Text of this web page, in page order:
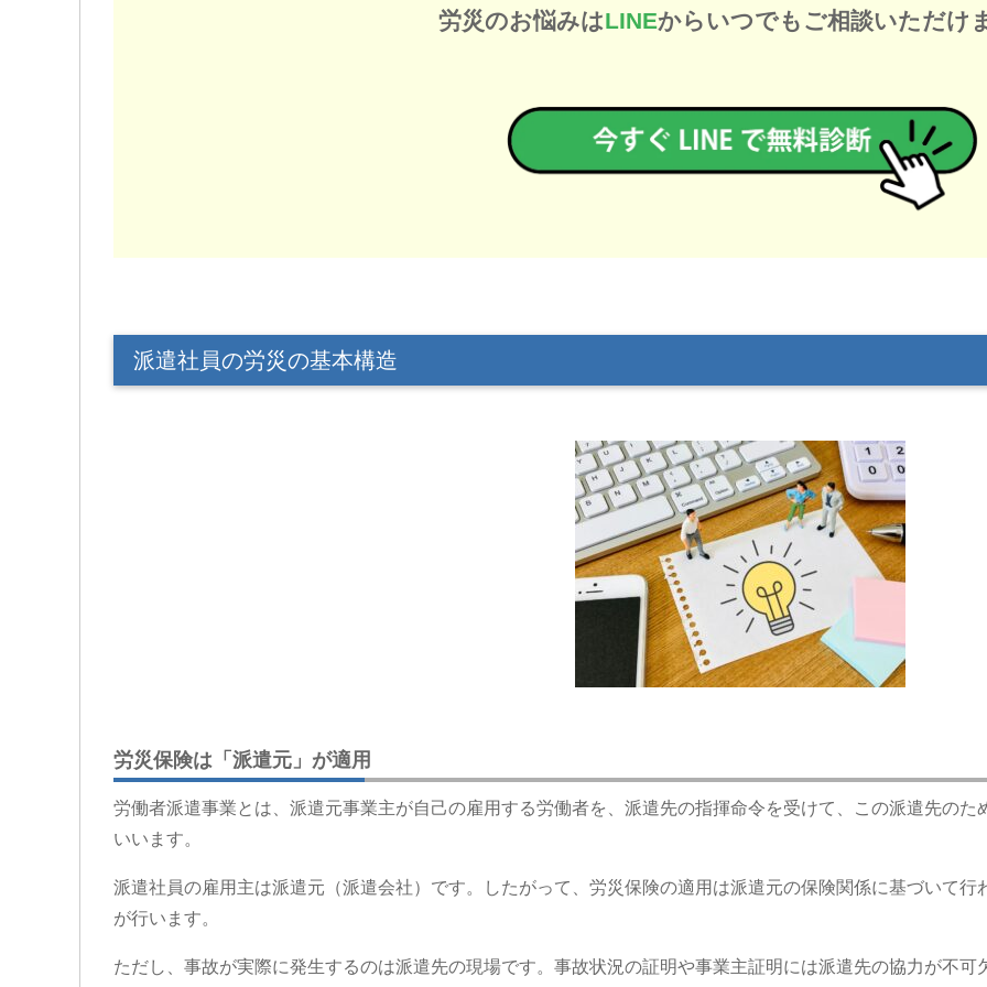
労災のお悩みはLINEからいつでもご相談いただけ
派遣社員の労災の基本構造
労災保険は「派遣元」が適用
労働者派遣事業とは、派遣元事業主が自己の雇用する労働者を、派遣先の指揮命令を受けて、この派遣先の
いいます。
派遣社員の雇用主は派遣元（派遣会社）です。したがって、労災保険の適用は派遣元の保険関係に基づいて
が行います。
ただし、事故が実際に発生するのは派遣先の現場です。事故状況の証明や事業主証明には派遣先の協力が不